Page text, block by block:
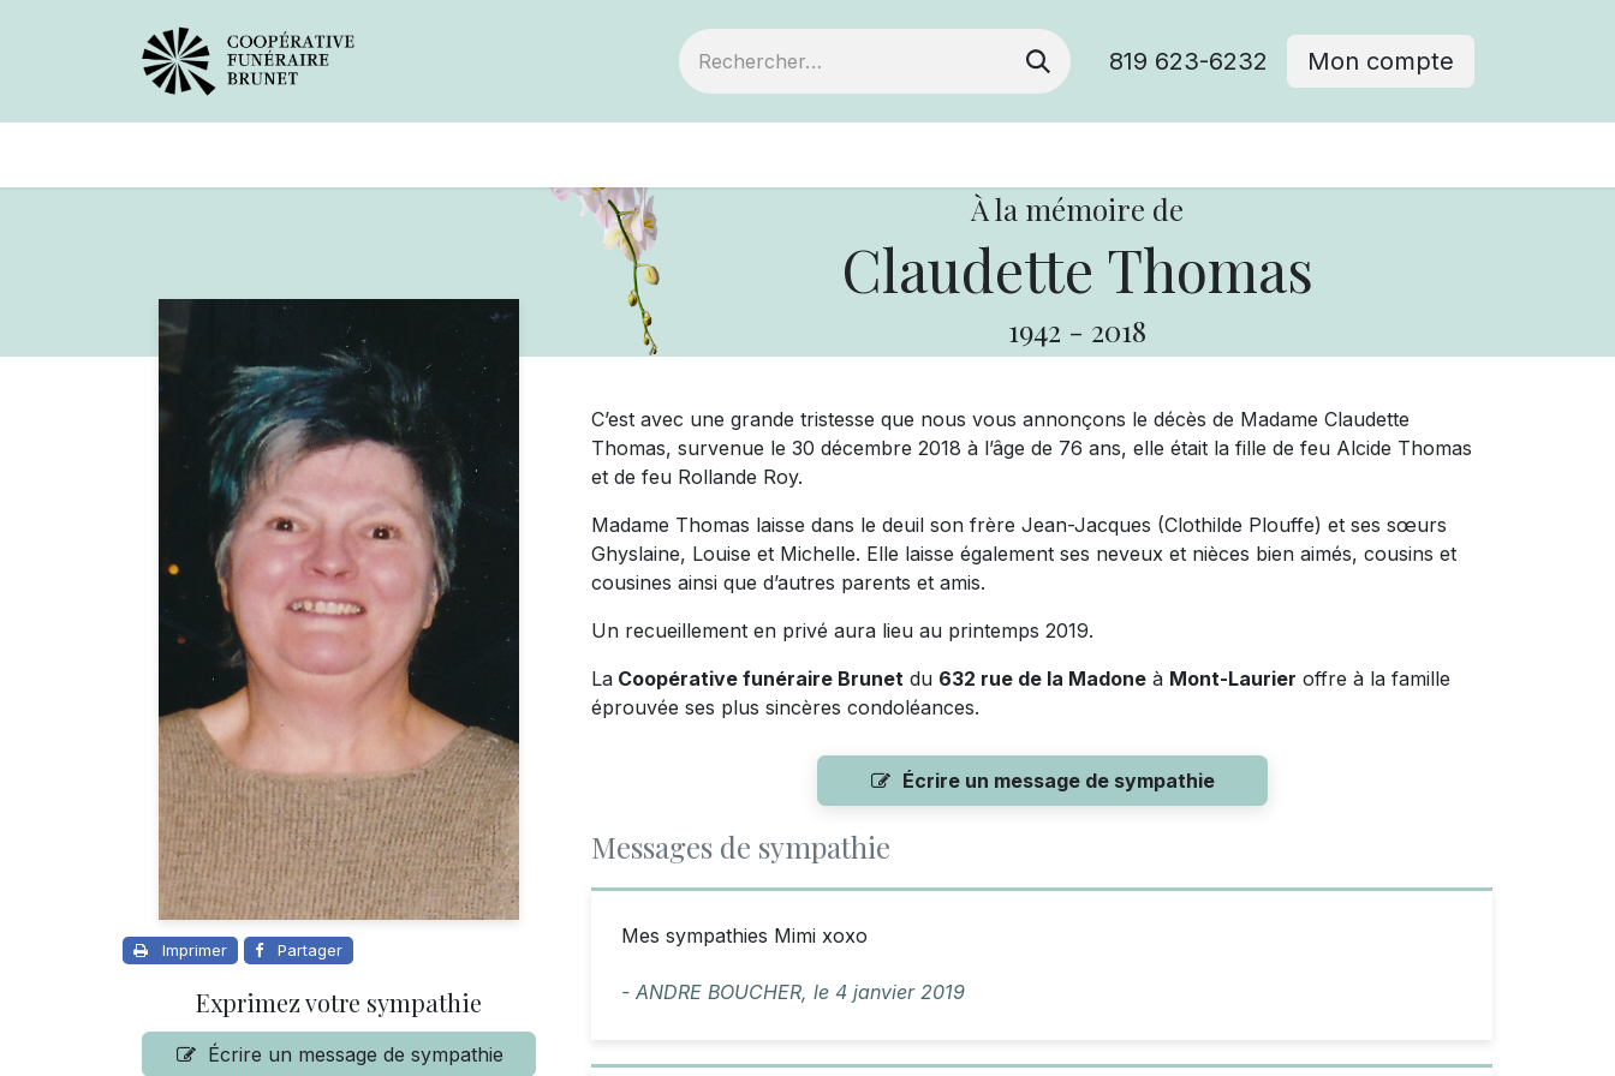
819 623-6232 Mon compte
À la mémoire de
Claudette Thomas
1942 - 2018
Imprimer Partager
Exprimez votre sympathie
Écrire un message de sympathie
C’est avec une grande tristesse que nous vous annonçons le décès de Madame Claudette
Thomas, survenue le 30 décembre 2018 à l’âge de 76 ans, elle était la fille de feu Alcide Thomas
et de feu Rollande Roy.
Madame Thomas laisse dans le deuil son frère Jean-Jacques (Clothilde Plouffe) et ses sœurs
Ghyslaine, Louise et Michelle. Elle laisse également ses neveux et nièces bien aimés, cousins et
cousines ainsi que d’autres parents et amis.
Un recueillement en privé aura lieu au printemps 2019.
La Coopérative funéraire Brunet du 632 rue de la Madone à Mont-Laurier offre à la famille
éprouvée ses plus sincères condoléances.
Écrire un message de sympathie
Messages de sympathie
Mes sympathies Mimi xoxo
- ANDRE BOUCHER, le 4 janvier 2019